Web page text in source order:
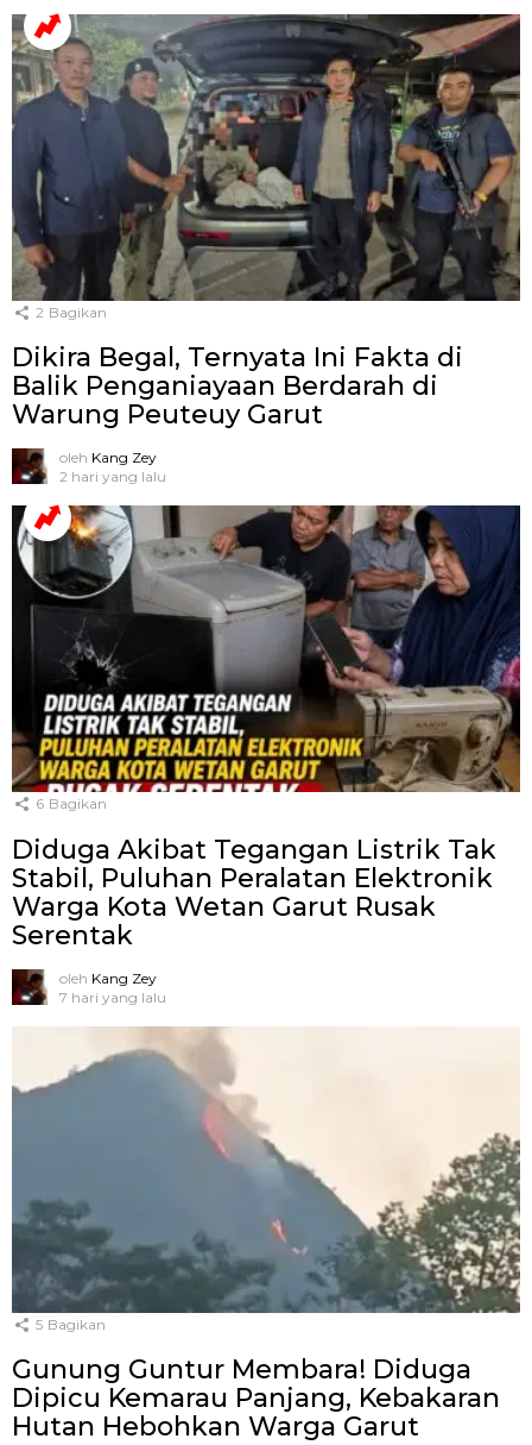
2 Bagikan
Dikira Begal, Ternyata Ini Fakta di
Balik Penganiayaan Berdarah di
Warung Peuteuy Garut
oleh Kang Zey
2 hari yang lalu
6 Bagikan
Diduga Akibat Tegangan Listrik Tak
Stabil, Puluhan Peralatan Elektronik
Warga Kota Wetan Garut Rusak
Serentak
oleh Kang Zey
7 hari yang lalu
5 Bagikan
Gunung Guntur Membara! Diduga
Dipicu Kemarau Panjang, Kebakaran
Hutan Hebohkan Warga Garut